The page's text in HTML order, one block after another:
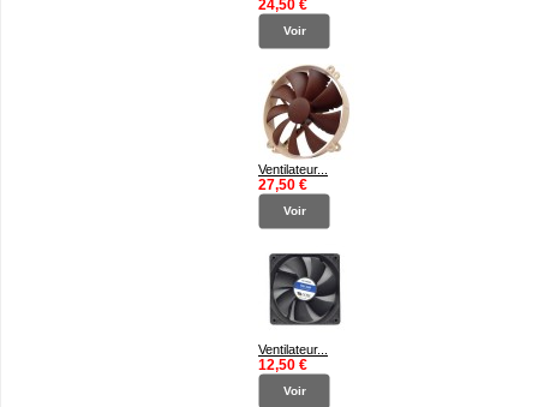
24,50 €
Voir
Ventilateur...
27,50 €
Voir
Ventilateur...
12,50 €
Voir